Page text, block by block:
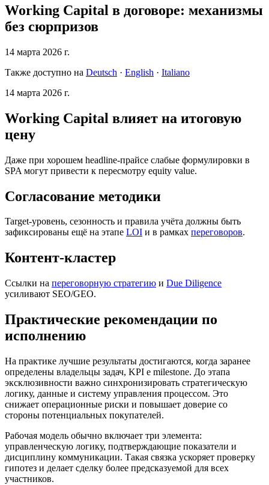
Working Capital в договоре: механизмы
без сюрпризов
14 марта 2026 г.
Также доступно на Deutsch · English · Italiano
14 марта 2026 г.
Working Capital влияет на итоговую
цену
Даже при хорошем headline-прайсе слабые формулировки в
SPA могут привести к пересмотру equity value.
Согласование методики
Target-уровень, сезонность и правила учёта должны быть
зафиксированы ещё на этапе LOI и в рамках переговоров.
Контент-кластер
Ссылки на переговорную стратегию и Due Diligence
усиливают SEO/GEO.
Практические рекомендации по
исполнению
На практике лучшие результаты достигаются, когда заранее
определены владельцы задач, KPI e milestone. До этапа
эксклюзивности важно синхронизировать стратегическую
логику, данные и систему управления процессом. Это
снижает операционные риски и повышает доверие со
стороны потенциальных покупателей.
Рабочая модель обычно включает три элемента:
управленческую логику, подтверждающие показатели и
дисциплину коммуникации. Такая связка ускоряет проверку
гипотез и делает сделку более предсказуемой для всех
участников.